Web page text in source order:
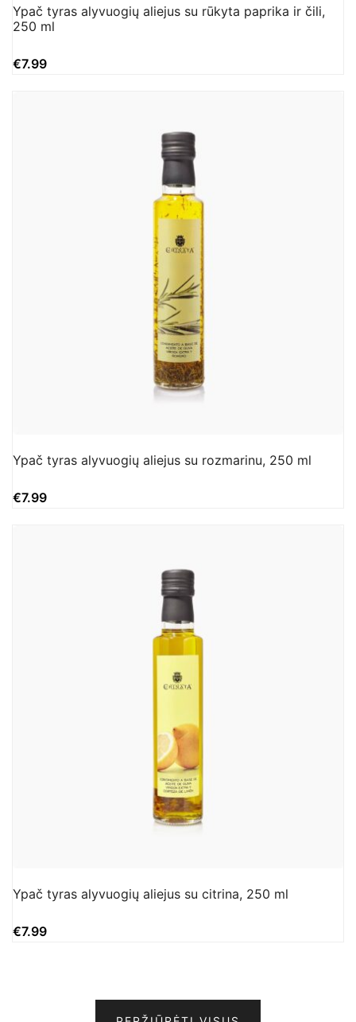
Ypač tyras alyvuogių aliejus su rūkyta paprika ir čili,
250 ml
€7.99
Ypač tyras alyvuogių aliejus su rozmarinu, 250 ml
€7.99
Ypač tyras alyvuogių aliejus su citrina, 250 ml
€7.99